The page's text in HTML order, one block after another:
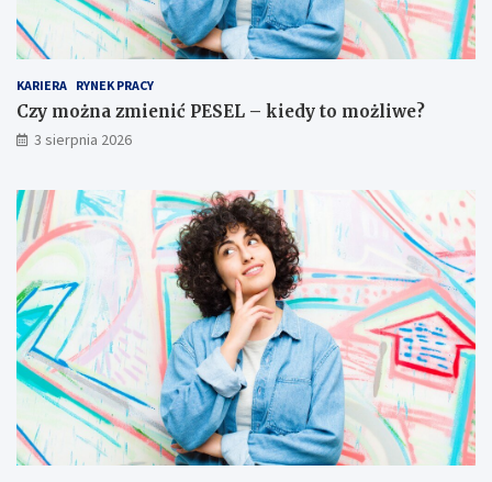
KARIERA RYNEK PRACY
Czy można zmienić PESEL – kiedy to możliwe?
3 sierpnia 2026